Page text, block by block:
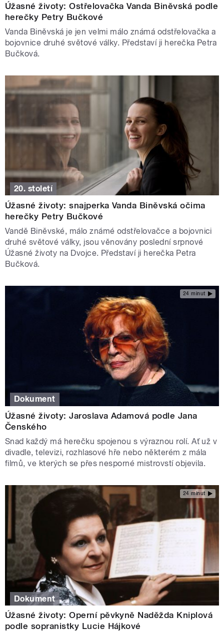
Úžasné životy: Ostřelovačka Vanda Biněvská podle
herečky Petry Bučkové
Vanda Biněvská je jen velmi málo známá odstřelovačka a
bojovnice druhé světové války. Představí ji herečka Petra
Bučková.
20. století
Úžasné životy: snajperka Vanda Biněvská očima
herečky Petry Bučkové
Vandě Biněvské, málo známé odstřelovačce a bojovnici
druhé světové války, jsou věnovány poslední srpnové
Úžasné životy na Dvojce. Představí ji herečka Petra
Bučková.
24 minut
Dokument
Úžasné životy: Jaroslava Adamová podle Jana
Čenského
Snad každý má herečku spojenou s výraznou rolí. Ať už v
divadle, televizi, rozhlasové hře nebo některém z mála
filmů, ve kterých se přes nesporné mistrovstí objevila.
24 minut
Dokument
Úžasné životy: Operní pěvkyně Naděžda Kniplová
podle sopranistky Lucie Hájkové